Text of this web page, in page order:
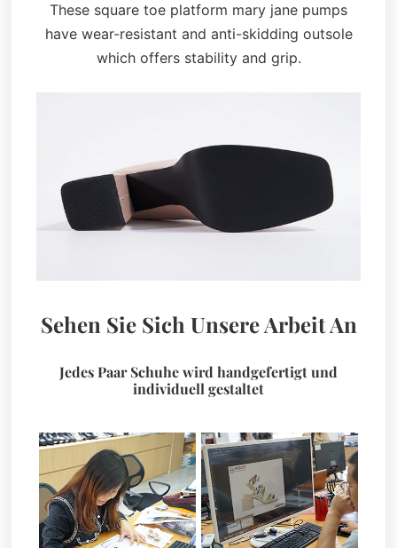
These square toe platform mary jane pumps
have wear-resistant and anti-skidding outsole
which offers stability and grip.
Sehen Sie Sich Unsere Arbeit An
Jedes Paar Schuhe wird handgefertigt und
individuell gestaltet